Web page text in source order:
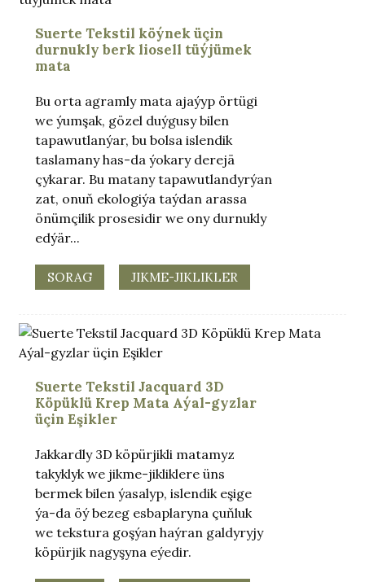
Suerte Tekstil köýnek üçin
durnukly berk liosell tüýjümek
mata
Bu orta agramly mata ajaýyp örtügi
we ýumşak, gözel duýgusy bilen
tapawutlanýar, bu bolsa islendik
taslamany has-da ýokary derejä
çykarar. Bu matany tapawutlandyrýan
zat, onuň ekologiýa taýdan arassa
önümçilik prosesidir we ony durnukly
edýär...
SORAG JIKME-JIKLIKLER
Suerte Tekstil Jacquard 3D
Köpüklü Krep Mata Aýal-gyzlar
üçin Eşikler
Jakkardly 3D köpürjikli matamyz
takyklyk we jikme-jikliklere üns
bermek bilen ýasalyp, islendik eşige
ýa-da öý bezeg esbaplaryna çuňluk
we tekstura goşýan haýran galdyryjy
köpürjik nagyşyna eýedir.